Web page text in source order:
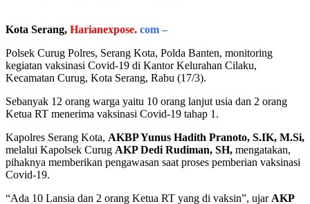
Kota Serang, Harianexpose. com –
Polsek Curug Polres, Serang Kota, Polda Banten, monitoring
kegiatan vaksinasi Covid-19 di Kantor Kelurahan Cilaku,
Kecamatan Curug, Kota Serang, Rabu (17/3).
Sebanyak 12 orang warga yaitu 10 orang lanjut usia dan 2 orang
Ketua RT menerima vaksinasi Covid-19 tahap 1.
Kapolres Serang Kota, AKBP Yunus Hadith Pranoto, S.IK, M.Si,
melalui Kapolsek Curug AKP Dedi Rudiman, SH, mengatakan,
pihaknya memberikan pengawasan saat proses pemberian vaksinasi
Covid-19.
“Ada 10 Lansia dan 2 orang Ketua RT yang di vaksin”, ujar AKP